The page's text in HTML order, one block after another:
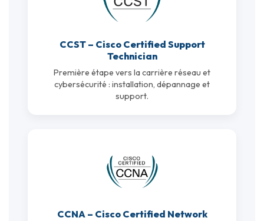
CCST – Cisco Certified Support
Technician
Première étape vers la carrière réseau et
cybersécurité : installation, dépannage et
support.
CCNA – Cisco Certified Network